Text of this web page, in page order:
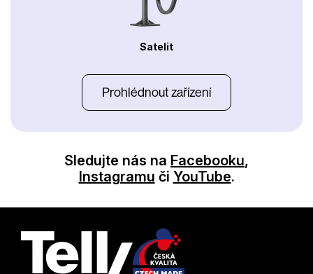
Satelit
Prohlédnout zařízení
Sledujte nás na Facebooku,
Instagramu či YouTube.